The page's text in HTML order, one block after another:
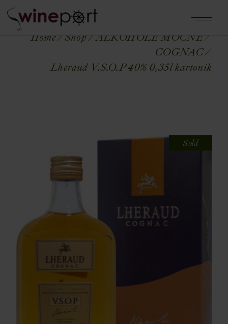
Home Shop
ALKOHOLE MOCNE
COGNAC
Lheraud V.S.O.P 40% 0,35l kartonik
Sold